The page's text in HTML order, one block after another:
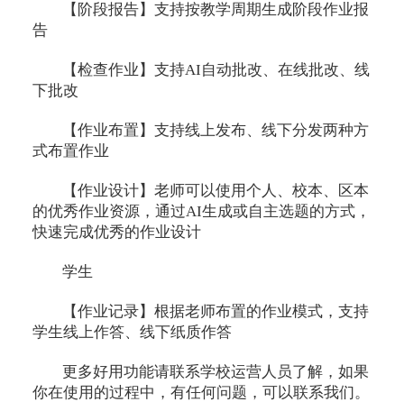
【阶段报告】支持按教学周期生成阶段作业报
告
【检查作业】支持AI自动批改、在线批改、线
下批改
【作业布置】支持线上发布、线下分发两种方
式布置作业
【作业设计】老师可以使用个人、校本、区本
的优秀作业资源，通过AI生成或自主选题的方式，
快速完成优秀的作业设计
学生
【作业记录】根据老师布置的作业模式，支持
学生线上作答、线下纸质作答
更多好用功能请联系学校运营人员了解，如果
你在使用的过程中，有任何问题，可以联系我们。